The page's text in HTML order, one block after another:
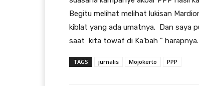
Begitu melihat melihat lukisan
kiblat yang ada umatnya. Dan saya
saat kita towaf di Ka’bah ” harapnya.
TAGS jurnalis Mojokerto PPP